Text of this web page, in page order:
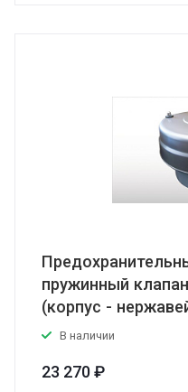
пружинный
(корпус -
В наличии
23 270 ₽